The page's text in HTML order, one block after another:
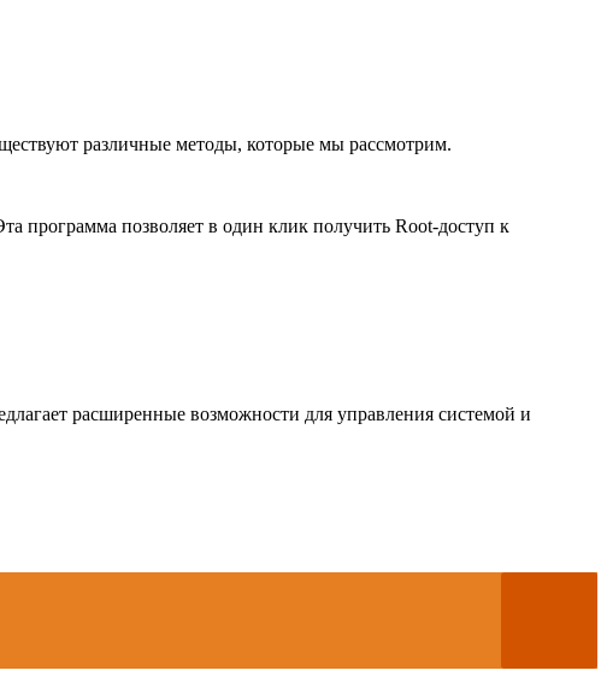
различные методы, которые мы рассмотрим.
программа позволяет в один клик получить Root-доступ к
расширенные возможности для управления системой и